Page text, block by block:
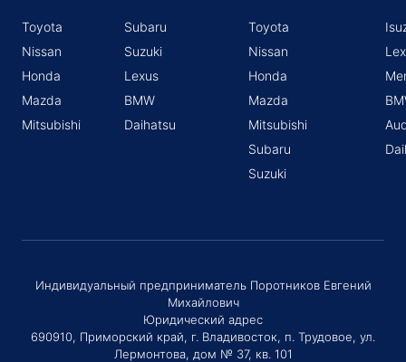
Toyota
Nissan
Honda
Mazda
Mitsubishi
Subaru
Suzuki
Lexus
BMW
Daihatsu
Toyota
Nissan
Honda
Mazda
Mitsubishi
Subaru
Suzuki
Индивидуальный предприниматель Поротников Евгений
Михайлович
Юридический адрес
690910, Приморский край, г. Владивосток, п. Трудовое, ул.
Лермонтова, дом № 37, кв. 101